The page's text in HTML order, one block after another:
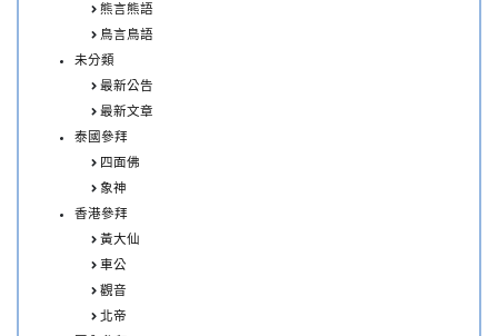
熊言熊語
鳥言鳥語
未分類
最新公告
最新文章
泰國參拜
四面佛
象神
香港參拜
黃大仙
車公
觀音
北帝